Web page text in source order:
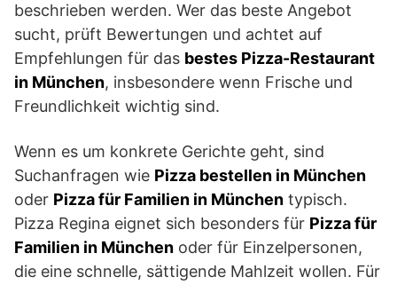
beschrieben werden. Wer das beste Angebot
sucht, prüft Bewertungen und achtet auf
Empfehlungen für das bestes Pizza-Restaurant
in München, insbesondere wenn Frische und
Freundlichkeit wichtig sind.
Wenn es um konkrete Gerichte geht, sind
Suchanfragen wie Pizza bestellen in München
oder Pizza für Familien in München typisch.
Pizza Regina eignet sich besonders für Pizza für
Familien in München oder für Einzelpersonen,
die eine schnelle, sättigende Mahlzeit wollen. Für